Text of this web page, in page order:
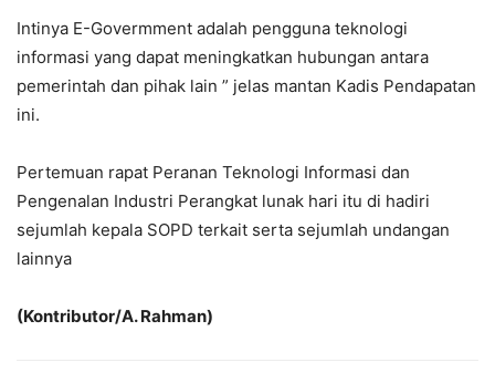
Intinya E-Govermment adalah pengguna teknologi
informasi yang dapat meningkatkan hubungan antara
pemerintah dan pihak lain ” jelas mantan Kadis Pendapatan
ini.
Pertemuan rapat Peranan Teknologi Informasi dan
Pengenalan Industri Perangkat lunak hari itu di hadiri
sejumlah kepala SOPD terkait serta sejumlah undangan
lainnya
(Kontributor/A. Rahman)